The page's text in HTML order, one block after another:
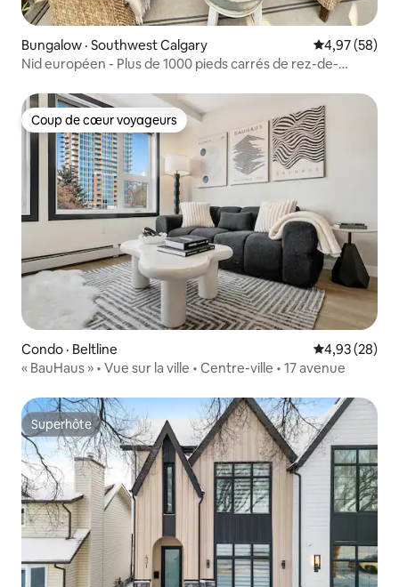
Bungalow · Southwest Calgary Note
4,97 (58)
Nid européen - Plus de 1000 pieds carrés de rez-de-
Coup de cœur voyageurs
Coup de cœur voyageurs
Condo · Beltline Note
4,93 (28)
« BauHaus » • Vue sur la ville • Centre-ville • 17 avenue
Superhôte
Superhôte